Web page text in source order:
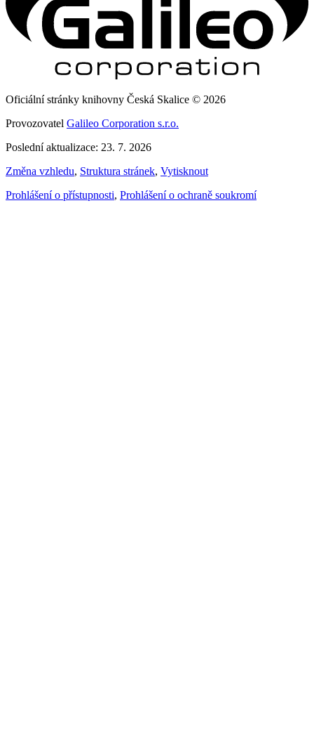
Oficiální stránky knihovny Česká Skalice © 2026
Provozovatel Galileo Corporation s.r.o.
Poslední aktualizace: 23. 7. 2026
Změna vzhledu, Struktura stránek, Vytisknout
Prohlášení o přístupnosti, Prohlášení o ochraně soukromí